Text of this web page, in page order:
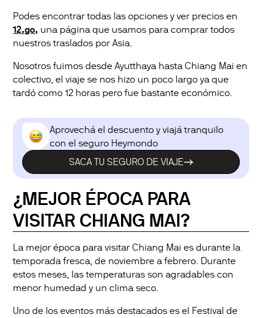
Podes encontrar todas las opciones y ver precios en
12.go, una página que usamos para comprar todos
nuestros traslados por Asia.
Nosotros fuimos desde Ayutthaya hasta Chiang Mai en
colectivo, el viaje se nos hizo un poco largo ya que
tardó como 12 horas pero fue bastante económico.
Aprovechá el descuento y viajá tranquilo
con el seguro Heymondo
SACA TU SEGURO DE VIAJE
¿MEJOR ÉPOCA PARA
VISITAR CHIANG MAI?
La mejor época para visitar Chiang Mai es durante la
temporada fresca, de noviembre a febrero. Durante
estos meses, las temperaturas son agradables con
menor humedad y un clima seco.
Uno de los eventos más destacados es el Festival de